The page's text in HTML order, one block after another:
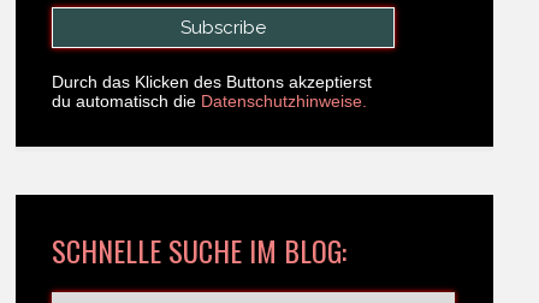
Durch das Klicken des Buttons akzeptierst
du automatisch die Datenschutzhinweise.
SCHNELLE SUCHE IM BLOG: